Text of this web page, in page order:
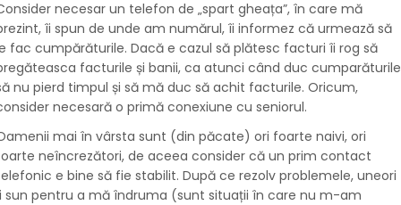
necesar un telefon de „spart gheața”, în care mă
îi spun de unde am numărul, îi informez că urmează să
fac cumpărăturile. Dacă e cazul să plătesc facturi îi rog să
facturile și banii, ca atunci când duc cumparăturile
nu pierd timpul și să mă duc să achit facturile. Oricum,
necesară o primă conexiune cu seniorul.
mai în vârsta sunt (din păcate) ori foarte naivi, ori
neîncrezători, de aceea consider că un prim contact
e bine să fie stabilit. După ce rezolv problemele, uneori
sun pentru a mă îndruma (sunt situații în care nu m-am